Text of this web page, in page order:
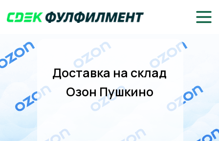
Доставка на склад
Озон Пушкино